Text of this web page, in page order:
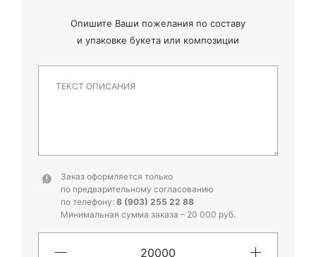
Опишите Ваши пожелания по составу
и упаковке букета или композиции
Заказ оформляется только
по предварительному согласованию
по телефону: 8 (903) 255 22 88
Минимальная сумма заказа – 20 000 руб.